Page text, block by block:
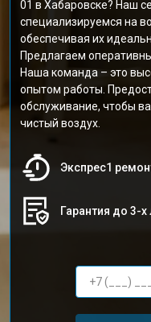
01 в Хабаровске? Наш
специализируемся на
обеспечивая их
Предлагаем
Наша команда – это
опытом работы.
обслуживание, чтобы
чистый воздух.
Экспрес1
Гарантия до 3-х